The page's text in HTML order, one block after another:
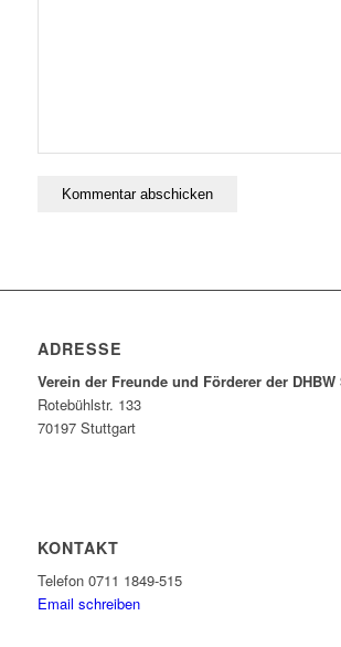
ADRESSE
Verein der Freunde und Förderer der DHBW
Rotebühlstr. 133
70197 Stuttgart
KONTAKT
Telefon 0711 1849-515
Email schreiben